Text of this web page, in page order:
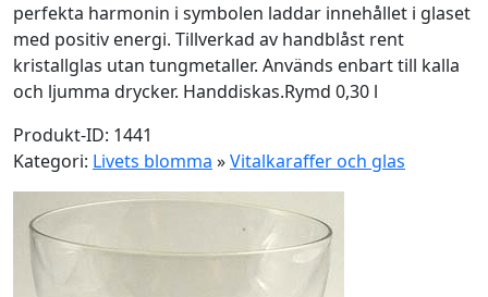
perfekta harmonin i symbolen laddar innehållet i glaset
med positiv energi. Tillverkad av handblåst rent
kristallglas utan tungmetaller. Används enbart till kalla
och ljumma drycker. Handdiskas.Rymd 0,30 l
Produkt-ID: 1441
Kategori: Livets blomma »Vitalkaraffer och glas